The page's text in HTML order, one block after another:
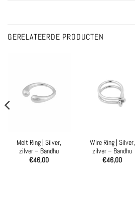
GERELATEERDE PRODUCTEN
Melt Ring | Silver,
zilver – Bandhu
€46,00
Wire Ring | Silver,
zilver – Bandhu
€46,00